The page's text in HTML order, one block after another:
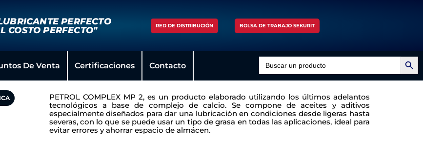
PERFECTO
COSTO PERFECTO"
RED DE DISTRIBUCIÓN BOLSA DE TRABAJO SEKURIT
De Venta Certificaciones Contacto
Search
for:
Search Button
PETROL COMPLEX MP 2, es un producto elaborado utilizando los últimos adelantos
tecnológicos a base de complejo de calcio. Se compone de aceites y aditivos
especialmente diseñados para dar una lubricación en condiciones desde ligeras hasta
severas, con lo que se puede usar un tipo de grasa en todas las aplicaciones, ideal para
evitar errores y ahorrar espacio de almácen.